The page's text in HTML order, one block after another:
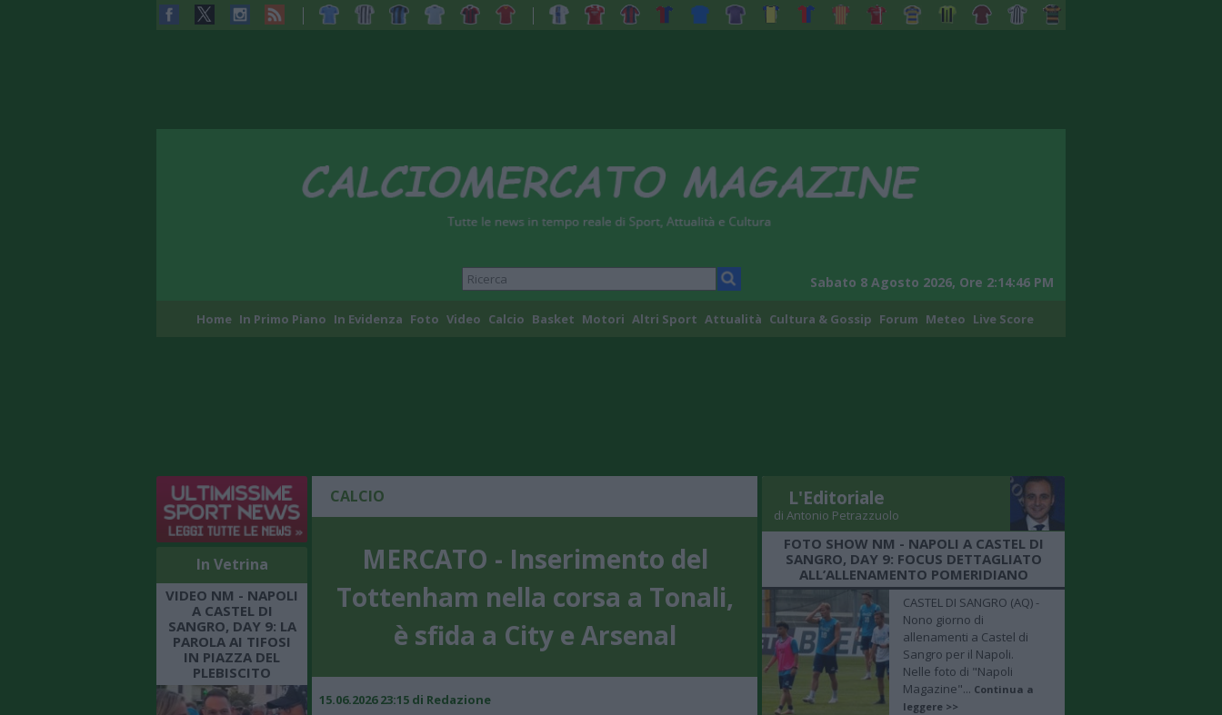
Sabato 8 Agosto 2026, Ore 2:14:47 PM
Home In Primo Piano In Evidenza Foto Video Calcio Basket Motori Altri Sport Attualità Cultura & Gossip Forum Meteo Live Score
In Vetrina
VIDEO NM - NAPOLI
A CASTEL DI
SANGRO, DAY 9: LA
PAROLA AI TIFOSI
IN PIAZZA DEL
PLEBISCITO
CALCIO
MERCATO - Inserimento del
Tottenham nella corsa a Tonali,
è sfida a City e Arsenal
15.06.2026 23:15 di Redazione
L'Editoriale
di Antonio Petrazzuolo
FOTO SHOW NM - NAPOLI A CASTEL DI
SANGRO, DAY 9: FOCUS DETTAGLIATO
ALL’ALLENAMENTO POMERIDIANO
CASTEL DI SANGRO (AQ) -
Nono giorno di
allenamenti a Castel di
Sangro per il Napoli.
Nelle foto di "Napoli
Magazine"... Continua a
leggere >>